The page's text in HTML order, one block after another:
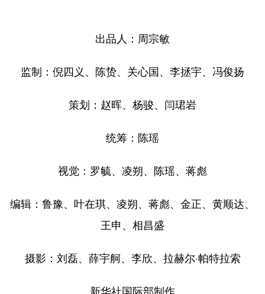
出品人：周宗敏
监制：倪四义、陈贽、关心国、李拯宇、冯俊扬
策划：赵晖、杨骏、闫珺岩
统筹：陈瑶
视觉：罗毓、凌朔、陈瑶、蒋彪
编辑：鲁豫、叶在琪、凌朔、蒋彪、金正、黄顺达、
王申、相昌盛
摄影：刘磊、薛宇舸、李欣、拉赫尔·帕特拉索
新华社国际部制作